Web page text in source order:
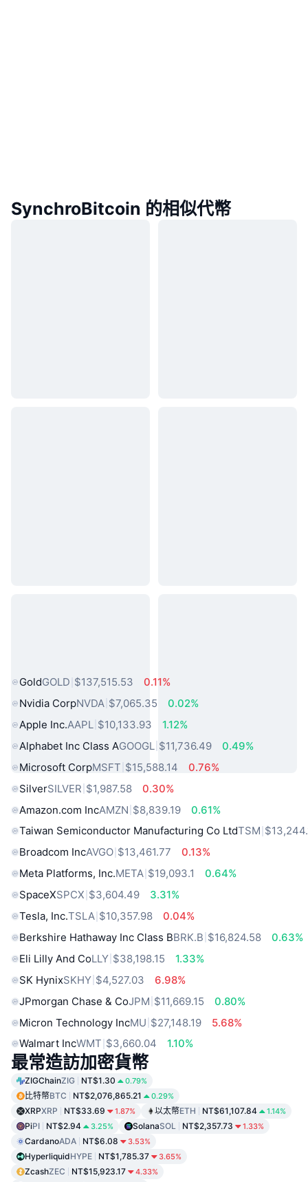
SynchroBitcoin 的相似代幣
GoldGOLD $137,515.53
0.11%
Nvidia CorpNVDA $7,065.35
0.02%
Apple Inc.AAPL $10,133.93
1.12%
Alphabet Inc Class AGOOGL $11,736.49
0.49%
Microsoft CorpMSFT $15,588.14
0.76%
SilverSILVER $1,987.58
0.30%
Amazon.com IncAMZN $8,839.19
0.61%
Taiwan Semiconductor Manufacturing Co LtdTSM
Broadcom IncAVGO $13,461.77
0.13%
Meta Platforms, Inc.META $19,093.1
0.64%
SpaceXSPCX $3,604.49
3.31%
Tesla, Inc.TSLA $10,357.98
0.04%
Berkshire Hathaway Inc Class BBRK.B $16,824.58
0.63%
Eli Lilly And CoLLY $38,198.15
1.33%
SK HynixSKHY $4,527.03
6.98%
JPmorgan Chase & CoJPM $11,669.15
0.80%
Micron Technology IncMU $27,148.19
5.68%
Walmart IncWMT $3,660.04 1.10%
最常造訪加密貨幣
ZIGChainZIG NT$1.30 0.79%
比特幣BTC NT$2,076,865.21 0.29%
XRPXRP NT$33.69 1.87% 以太幣ETH NT$61,107.84 1.14%
PiPI NT$2.94 3.25% SolanaSOL NT$2,357.73 1.33%
CardanoADA NT$6.08 3.53%
HyperliquidHYPE NT$1,785.37 3.65%
ZcashZEC NT$15,923.17 4.33%